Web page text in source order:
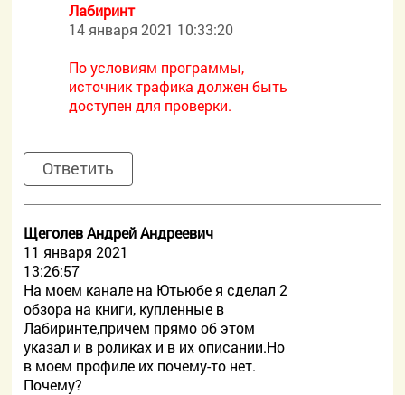
Лабиринт
14 января 2021 10:33:20
По условиям программы,
источник трафика должен быть
доступен для проверки.
Ответить
Щеголев Андрей Андреевич
11 января 2021
13:26:57
На моем канале на Ютьюбе я сделал 2
обзора на книги, купленные в
Лабиринте,причем прямо об этом
указал и в роликах и в их описании.Но
в моем профиле их почему-то нет.
Почему?